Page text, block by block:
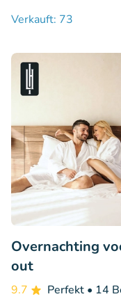
Verkauft: 73
Overnachting
out
9.7 Perfekt • 14